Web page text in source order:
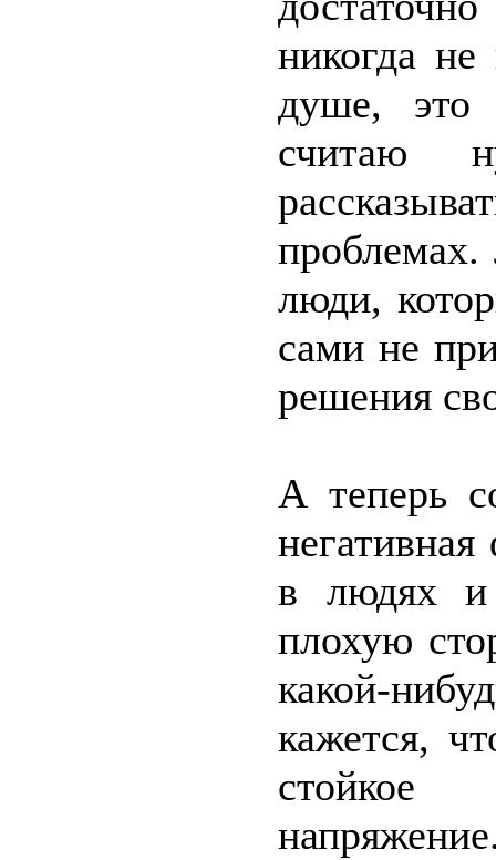
никогда
душе, это
считаю
люди,
сами не
решения
А теперь
в людях и
плохую
какой-
кажется,
стойкое